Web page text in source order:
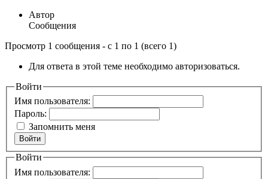
Автор
Сообщения
Просмотр 1 сообщения - с 1 по 1 (всего 1)
Для ответа в этой теме необходимо авторизоваться.
Войти
Имя пользователя:
Пароль:
Запомнить меня
Войти
Войти
Имя пользователя: